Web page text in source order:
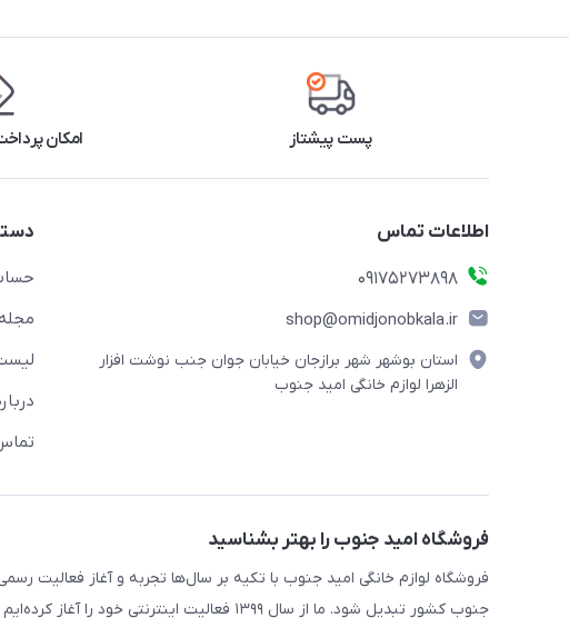
پست پیشتاز امکان
اطلاعات تماس
09175273898
shop@omidjonobkala.ir
استان بوشهر شهر برازجان خیابان جوان جنب نوشت افزار
الزهرا لوازم خانگی امید جنوب
فروشگاه امید جنوب را بهتر بشناسید
جنوب کشور تبدیل شود. ما از سال ۱۳۹۹ فعالیت